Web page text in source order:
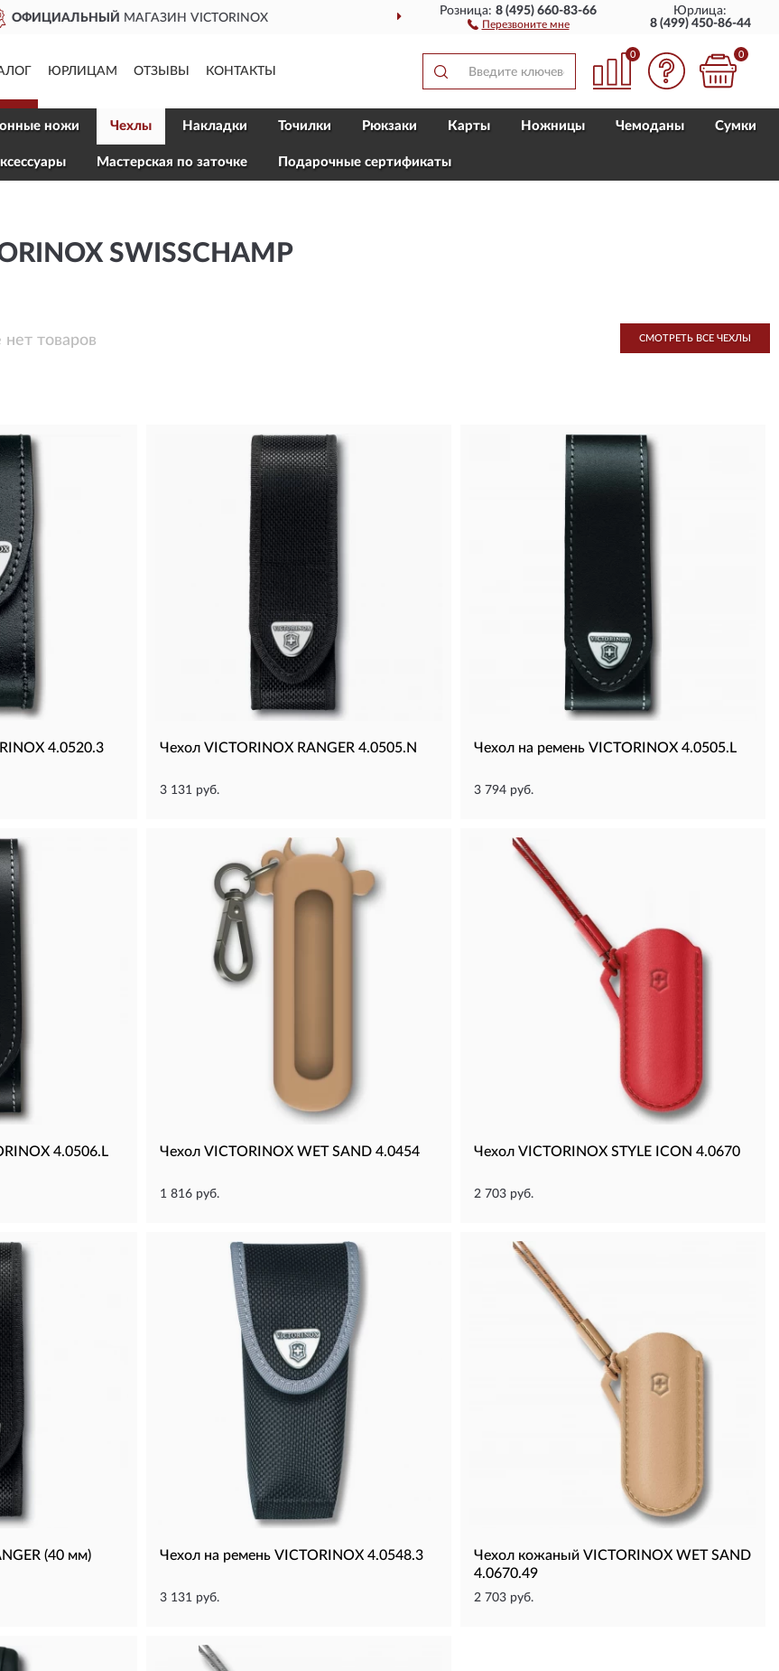
ДОСТАВИМПО ВСЕЙ РОССИИ ПОЛНЫЙ
Розница:8 (495) 660-83-66
Перезвоните мне
Юрлица:
8 (499) 450-86-44
ЮРЛИЦАМ ОТЗЫВЫ КОНТАКТЫ
0 0
ножи Чехлы Накладки Точилки Рюкзаки Карты Ножницы Чемоданы Сумки
Мастерская по заточке Подарочные сертификаты
SWISSCHAMP
товаров СМОТРЕТЬ ВСЕ ЧЕХЛЫ
4.0520.3 Чехол VICTORINOX RANGER 4.0505.N
3 131 руб.
Чехол на ремень VICTORINOX 4.0505.L
3 794 руб.
4.0506.L Чехол VICTORINOX WET SAND 4.0454
1 816 руб.
Чехол VICTORINOX STYLE ICON 4.0670
2 703 руб.
(40 мм)
Чехол на ремень VICTORINOX 4.0548.3
3 131 руб.
Чехол кожаный VICTORINOX WET SAND
4.0670.49
2 703 руб.